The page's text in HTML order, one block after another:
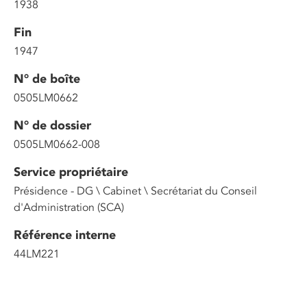
1938
Fin
1947
N° de boîte
0505LM0662
N° de dossier
0505LM0662-008
Service propriétaire
Présidence - DG \ Cabinet \ Secrétariat du Conseil
d'Administration (SCA)
Référence interne
44LM221